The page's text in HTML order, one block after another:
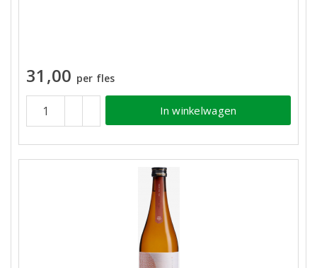
31,00 per fles
In winkelwagen